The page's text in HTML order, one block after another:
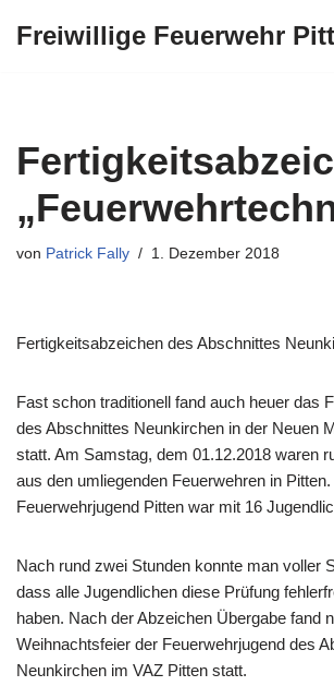
Freiwillige Feuerwehr
von Patrick Fally 1. Dezember 2018
Fertigkeitsabzeichen des Abschnittes
Fast schon traditionell fand auch heuer das
des Abschnittes Neunkirchen in der Neuen
statt. Am Samstag, dem 01.12.2018 waren
aus den umliegenden Feuerwehren in
Feuerwehrjugend Pitten war mit 16
Nach rund zwei Stunden konnte man voller
dass alle Jugendlichen diese Prüfung
haben. Nach der Abzeichen Übergabe fand
Weihnachtsfeier der Feuerwehrjugend des
Neunkirchen im VAZ Pitten statt.